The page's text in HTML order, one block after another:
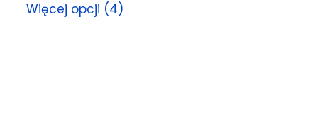
Więcej opcji (4)